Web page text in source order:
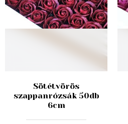
Sötétvörös
szappanrózsák 50db
6cm